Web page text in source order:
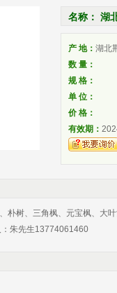
名称： 湖
产 地： 湖北
数 量：
规 格：
单 位：
价 格：
有效期：
朴树、三角枫、元宝枫、大
朱先生13774061460